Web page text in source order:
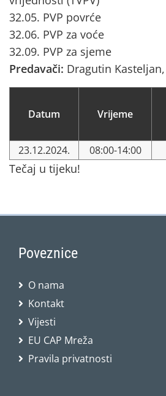
32.05. PVP povrće
32.06. PVP za voće
32.09. PVP za sjeme
Predavači: Dragutin
Datum Vrijeme
23.12.2024. 08:00-14:00
Tečaj u tijeku!
Poveznice
O nama
Kontakt
Vijesti
EU CAP Mreža
Pravila privatnosti